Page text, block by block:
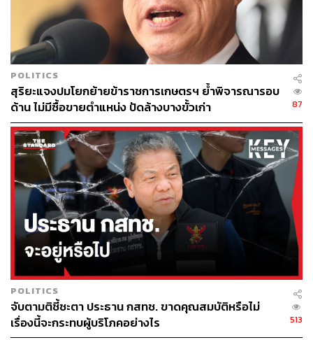
POLITICS
สุริยะแจงปมโยกย้ายข้าราชการเกษตรฯ ย้ำพิจารณารอบ
ด้าน ไม่มีซื้อขายตำแหน่ง ปัดล้างบางขั้วเก่า
87
POLITICS
จับตามติชี้ชะตา ประธาน กสทช. ขาดคุณสมบัติหรือไม่
เรื่องนี้จะกระทบผู้บริโภคอย่างไร
513